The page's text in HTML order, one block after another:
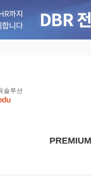
솔루션
PREMIUM